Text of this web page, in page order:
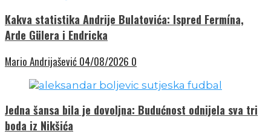
Kakva statistika Andrije Bulatovića: Ispred Fermína,
Arde Gülera i Endricka
Mario Andrijašević 04/08/2026 0
Jedna šansa bila je dovoljna: Budućnost odnijela sva tri
boda iz Nikšića